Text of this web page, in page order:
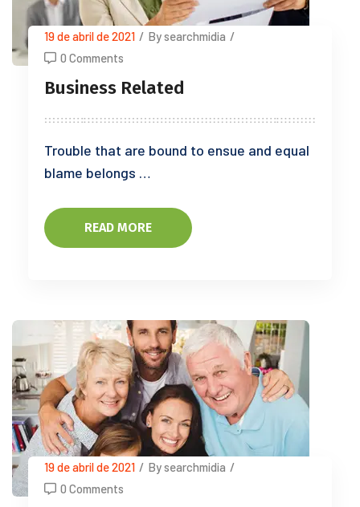
19 de abril de 2021 / By searchmidia /
0 Comments
Business Related
Trouble that are bound to ensue and equal
blame belongs …
READ MORE
19 de abril de 2021 / By searchmidia /
0 Comments